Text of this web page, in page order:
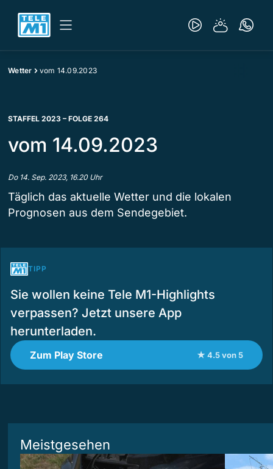
Wetter vom 14.09.2023
STAFFEL 2023 – FOLGE 264
vom 14.09.2023
Do 14. Sep. 2023, 16.20 Uhr
Täglich das aktuelle Wetter und die lokalen
Prognosen aus dem Sendegebiet.
TIPP
Sie wollen keine Tele M1-Highlights
verpassen? Jetzt unsere App
herunterladen.
Zum Play Store ★ 4.5 von 5
Meistgesehen